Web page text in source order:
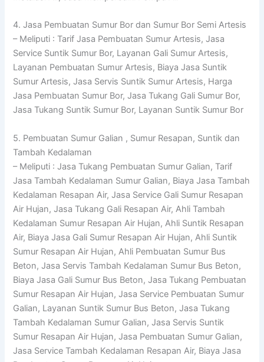
4. Jasa Pembuatan Sumur Bor dan Sumur Bor Semi Artesis
– Meliputi : Tarif Jasa Pembuatan Sumur Artesis, Jasa
Service Suntik Sumur Bor, Layanan Gali Sumur Artesis,
Layanan Pembuatan Sumur Artesis, Biaya Jasa Suntik
Sumur Artesis, Jasa Servis Suntik Sumur Artesis, Harga
Jasa Pembuatan Sumur Bor, Jasa Tukang Gali Sumur Bor,
Jasa Tukang Suntik Sumur Bor, Layanan Suntik Sumur Bor
5. Pembuatan Sumur Galian , Sumur Resapan, Suntik dan
Tambah Kedalaman
– Meliputi : Jasa Tukang Pembuatan Sumur Galian, Tarif
Jasa Tambah Kedalaman Sumur Galian, Biaya Jasa Tambah
Kedalaman Resapan Air, Jasa Service Gali Sumur Resapan
Air Hujan, Jasa Tukang Gali Resapan Air, Ahli Tambah
Kedalaman Sumur Resapan Air Hujan, Ahli Suntik Resapan
Air, Biaya Jasa Gali Sumur Resapan Air Hujan, Ahli Suntik
Sumur Resapan Air Hujan, Ahli Pembuatan Sumur Bus
Beton, Jasa Servis Tambah Kedalaman Sumur Bus Beton,
Biaya Jasa Gali Sumur Bus Beton, Jasa Tukang Pembuatan
Sumur Resapan Air Hujan, Jasa Service Pembuatan Sumur
Galian, Layanan Suntik Sumur Bus Beton, Jasa Tukang
Tambah Kedalaman Sumur Galian, Jasa Servis Suntik
Sumur Resapan Air Hujan, Jasa Pembuatan Sumur Galian,
Jasa Service Tambah Kedalaman Resapan Air, Biaya Jasa